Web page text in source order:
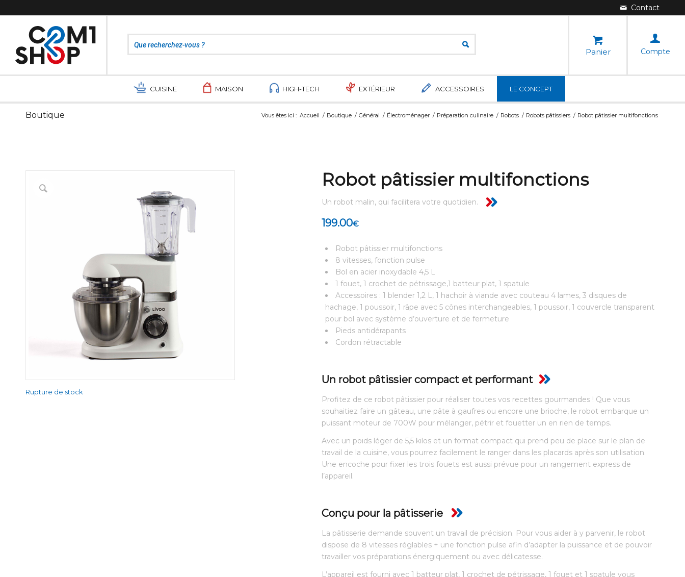
Panier Compte
CUISINE MAISON HIGH-TECH EXTÉRIEUR ACCESSOIRES LE CONCEPT
Boutique Vous êtes ici : Accueil / Boutique / Général / Électroménager / Préparation culinaire / Robots / Robots pâtissiers / Robot pâtissier multifonctions
Rupture de stock
Robot pâtissier multifonctions
Un robot malin, qui facilitera votre quotidien.
199.00€
Robot pâtissier multifonctions
8 vitesses, fonction pulse
Bol en acier inoxydable 4,5 L
1 fouet, 1 crochet de pétrissage,1 batteur plat, 1 spatule
Accessoires : 1 blender 1,2 L, 1 hachoir à viande avec couteau 4 lames, 3 disques de
hachage, 1 poussoir, 1 râpe avec 5 cônes interchangeables, 1 poussoir, 1 couvercle transparent
pour bol avec système d’ouverture et de fermeture
Pieds antidérapants
Cordon rétractable
Un robot pâtissier compact et performant
Profitez de ce robot pâtissier pour réaliser toutes vos recettes gourmandes ! Que vous
souhaitiez faire un gâteau, une pâte à gaufres ou encore une brioche, le robot embarque un
puissant moteur de 700W pour mélanger, pétrir et fouetter un en rien de temps.
Avec un poids léger de 5,5 kilos et un format compact qui prend peu de place sur le plan de
travail de la cuisine, vous pourrez facilement le ranger dans les placards après son utilisation.
Une encoche pour fixer les trois fouets est aussi prévue pour un rangement express de
l’appareil.
Conçu pour la pâtisserie
La pâtisserie demande souvent un travail de précision. Pour vous aider à y parvenir, le robot
dispose de 8 vitesses réglables + une fonction pulse afin d’adapter la puissance et de pouvoir
travailler vos préparations énergiquement ou avec délicatesse.
L’appareil est fourni avec 1 batteur plat, 1 crochet de pétrissage, 1 fouet et 1 spatule vous